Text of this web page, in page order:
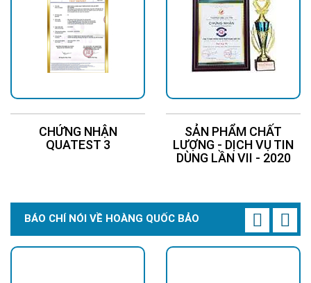
CHỨNG NHẬN
QUATEST 3
SẢN PHẨM CHẤT
LƯỢNG - DỊCH VỤ TIN
DÙNG LẦN VII - 2020
BÁO CHÍ NÓI VỀ HOÀNG QUỐC BẢO